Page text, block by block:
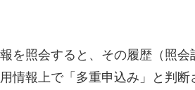
を照会すると、その履歴（照
情報上で「多重申込み」と判断